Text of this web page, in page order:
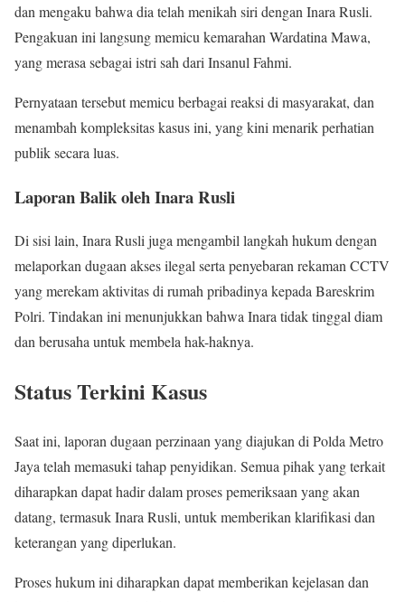
dan mengaku bahwa dia telah menikah siri dengan Inara Rusli.
Pengakuan ini langsung memicu kemarahan Wardatina Mawa,
yang merasa sebagai istri sah dari Insanul Fahmi.
Pernyataan tersebut memicu berbagai reaksi di masyarakat, dan
menambah kompleksitas kasus ini, yang kini menarik perhatian
publik secara luas.
Laporan Balik oleh Inara Rusli
Di sisi lain, Inara Rusli juga mengambil langkah hukum dengan
melaporkan dugaan akses ilegal serta penyebaran rekaman CCTV
yang merekam aktivitas di rumah pribadinya kepada Bareskrim
Polri. Tindakan ini menunjukkan bahwa Inara tidak tinggal diam
dan berusaha untuk membela hak-haknya.
Status Terkini Kasus
Saat ini, laporan dugaan perzinaan yang diajukan di Polda Metro
Jaya telah memasuki tahap penyidikan. Semua pihak yang terkait
diharapkan dapat hadir dalam proses pemeriksaan yang akan
datang, termasuk Inara Rusli, untuk memberikan klarifikasi dan
keterangan yang diperlukan.
Proses hukum ini diharapkan dapat memberikan kejelasan dan